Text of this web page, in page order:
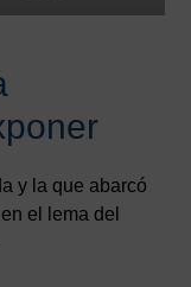
y la que abarcó
el lema del